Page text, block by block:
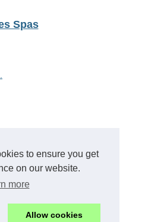
to ensure you get
on our website.
more
Allow cookies
Spas
de...